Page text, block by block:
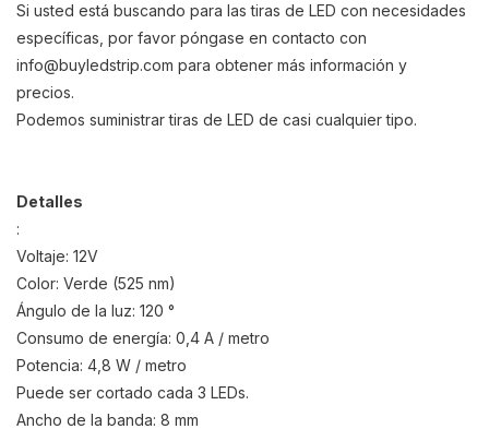
Si usted está buscando para las tiras de LED con necesidades
específicas, por favor póngase en contacto con
info@buyledstrip.com para obtener más información y
precios.
Podemos suministrar tiras de LED de casi cualquier tipo.
Detalles
:
Voltaje: 12V
Color: Verde (525 nm)
Ángulo de la luz: 120 °
Consumo de energía: 0,4 A / metro
Potencia: 4,8 W / metro
Puede ser cortado cada 3 LEDs.
Ancho de la banda: 8 mm